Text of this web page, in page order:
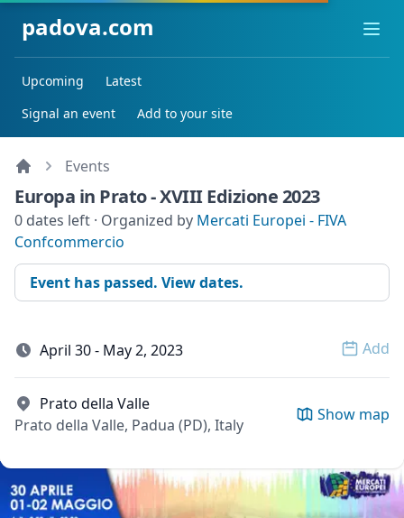
padova.com
Upcoming
Latest
Signal an event
Add to your site
Events
Europa in Prato - XVIII Edizione 2023
0 dates left · Organized by Mercati Europei - FIVA
Confcommercio
Event has passed. View dates.
April 30 - May 2, 2023 Add
Prato della Valle
Prato della Valle, Padua (PD), Italy
Show map